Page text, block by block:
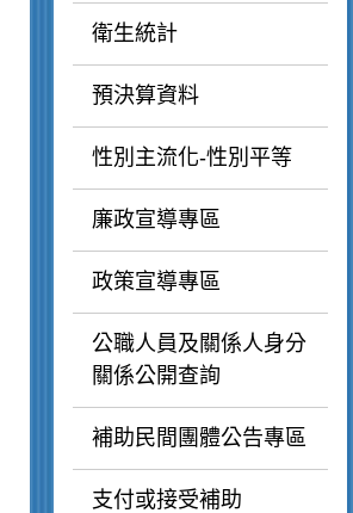
衛生統計
預決算資料
性別主流化-性別平等
廉政宣導專區
政策宣導專區
公職人員及關係人身分
關係公開查詢
補助民間團體公告專區
支付或接受補助